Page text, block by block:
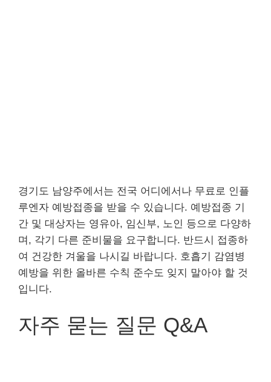
경기도 남양주에서는 전국 어디에서나 무료로 인플
루엔자 예방접종을 받을 수 있습니다. 예방접종 기
간 및 대상자는 영유아, 임신부, 노인 등으로 다양하
며, 각기 다른 준비물을 요구합니다. 반드시 접종하
여 건강한 겨울을 나시길 바랍니다. 호흡기 감염병
예방을 위한 올바른 수칙 준수도 잊지 말아야 할 것
입니다.
자주 묻는 질문 Q&A